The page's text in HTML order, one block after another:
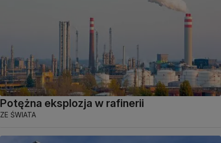
Potężna eksplozja w rafinerii
ZE ŚWIATA